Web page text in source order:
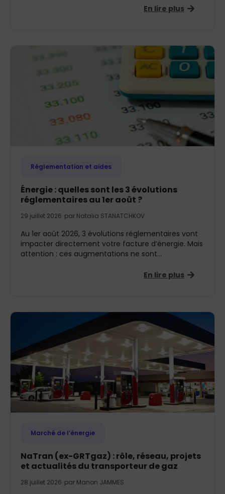
En lire plus
Réglementation et aides
Énergie : quelles sont les 3 évolutions
réglementaires au 1er août ?
29 juillet 2026· par Natalia STANATCHKOV
Au 1er août 2026, 3 évolutions réglementaires vont
impacter directement votre facture d’énergie. Mais
attention : ces augmentations ne sont...
En lire plus
Marché de l’énergie
NaTran (ex-GRTgaz) : rôle, réseau, projets
et actualités du transporteur de gaz
28 juillet 2026· par Manon JAMMES